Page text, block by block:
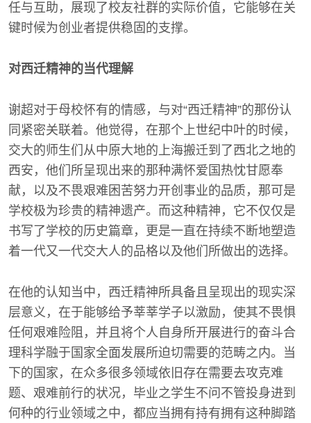
任与互助，展现了校友社群的实际价值，它能够在关
键时候为创业者提供稳固的支撑。
对西迁精神的当代理解
谢超对于母校怀有的情感，与对“西迁精神”的那份认
同紧密关联着。他觉得，在那个上世纪中叶的时候，
交大的师生们从中原大地的上海搬迁到了西北之地的
西安，他们所呈现出来的那种满怀爱国热忱甘愿奉
献，以及不畏艰难困苦努力开创事业的品质，那可是
学校极为珍贵的精神遗产。而这种精神，它不仅仅是
书写了学校的历史篇章，更是一直在持续不断地塑造
着一代又一代交大人的品格以及他们所做出的选择。
在他的认知当中，西迁精神所具备且呈现出的现实深
层意义，在于能够给予莘莘学子以激励，使其不畏惧
任何艰难险阻，并且将个人自身所开展进行的奋斗合
理科学融于国家全面发展所迫切需要的范畴之内。当
下的国家，在众多很多领域依旧存在需要去攻克难
题、艰难前行的状况，毕业之学生不问不管投身进到
何种的行业领域之中，都应当拥有持有拥有这种脚踏